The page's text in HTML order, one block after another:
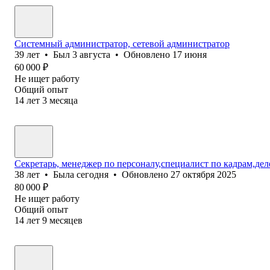
Системный администратор, сетевой администратор
39 лет • Был 3 августа • Обновлено 17 июня
60 000 ₽
Не ищет работу
Общий опыт
14 лет 3 месяца
Секретарь, менеджер по персоналу,специалист по
38 лет • Была сегодня • Обновлено 27 октября 2025
80 000 ₽
Не ищет работу
Общий опыт
14 лет 9 месяцев